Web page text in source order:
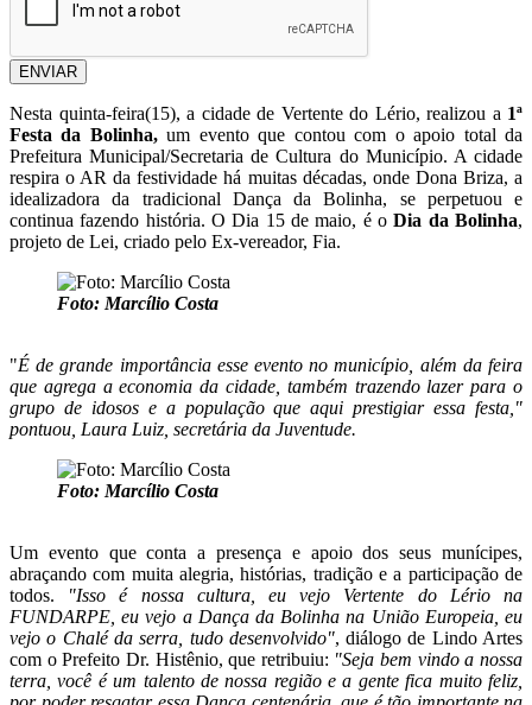
ENVIAR
Nesta quinta-feira(15), a cidade de Vertente do Lério, realizou a 1ª
Festa da Bolinha,um evento que contou com o apoio total da
Prefeitura Municipal/Secretaria de Cultura do Município. A cidade
respira o AR da festividade há muitas décadas, onde Dona Briza, a
idealizadora da tradicional Dança da Bolinha, se perpetuou e
continua fazendo história. O Dia 15 de maio, é oDia da Bolinha,
projeto de Lei, criado pelo Ex-vereador, Fia.
Foto: Marcílio Costa
"É de grande importância esse evento no município, além da feira
que agrega a economia da cidade, também trazendo lazer para o
grupo de idosos e a população que aqui prestigiar essa festa,"
pontuou, Laura Luiz, secretária da Juventude.
Foto: Marcílio Costa
Um evento que conta a presença e apoio dos seus munícipes,
abraçando com muita alegria, histórias, tradição e a participação de
todos.
"Isso é nossa cultura, eu vejo Vertente do Lério na
FUNDARPE, eu vejo a Dança da Bolinha na União Europeia, eu
vejo o Chalé da serra, tudo desenvolvido", diálogo de Lindo Artes
com o Prefeito Dr. Histênio, que retribuiu: "Seja bem vindo a nossa
terra, você é um talento de nossa região e a gente fica muito feliz,